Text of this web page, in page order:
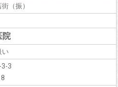
（振）
院
3